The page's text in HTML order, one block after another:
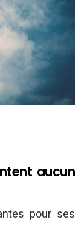
aucun
pour ses